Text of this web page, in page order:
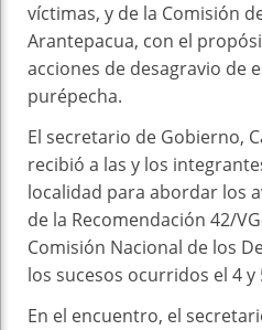
víctimas, y de la Comisión
Arantepacua, con el
acciones de desagravio de
purépecha.
El secretario de Gobierno,
recibió a las y los
localidad para abordar los
de la Recomendación 42/
Comisión Nacional de los
los sucesos ocurridos el 4 y
En el encuentro, el